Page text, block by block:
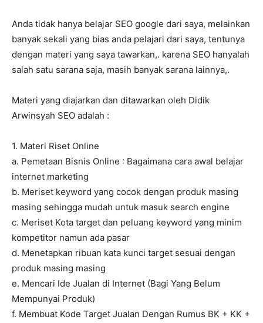
Anda tidak hanya belajar SEO google dari saya, melainkan
banyak sekali yang bias anda pelajari dari saya, tentunya
dengan materi yang saya tawarkan,. karena SEO hanyalah
salah satu sarana saja, masih banyak sarana lainnya,.
Materi yang diajarkan dan ditawarkan oleh Didik
Arwinsyah SEO adalah :
1. Materi Riset Online
a. Pemetaan Bisnis Online : Bagaimana cara awal belajar
internet marketing
b. Meriset keyword yang cocok dengan produk masing
masing sehingga mudah untuk masuk search engine
c. Meriset Kota target dan peluang keyword yang minim
kompetitor namun ada pasar
d. Menetapkan ribuan kata kunci target sesuai dengan
produk masing masing
e. Mencari Ide Jualan di Internet (Bagi Yang Belum
Mempunyai Produk)
f. Membuat Kode Target Jualan Dengan Rumus BK + KK +